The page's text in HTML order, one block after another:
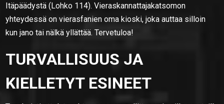
Itäpäädystä (Lohko 114). Vieraskannattajakatsomon
yhteydessä on vierasfanien oma kioski, joka auttaa silloin
kun jano tai nälkä yllättää. Tervetuloa!
TURVALLISUUS JA
KIELLETYT ESINEET